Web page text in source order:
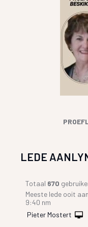
LEDE
Totaal 670
Meeste lede ooit
9:40 nm
Pieter Mostert